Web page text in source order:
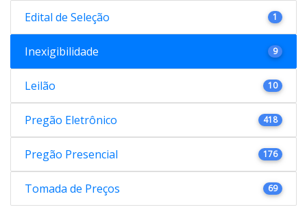
Edital de Seleção 1
Inexigibilidade 9
Leilão 10
Pregão Eletrônico 418
Pregão Presencial 176
Tomada de Preços 69